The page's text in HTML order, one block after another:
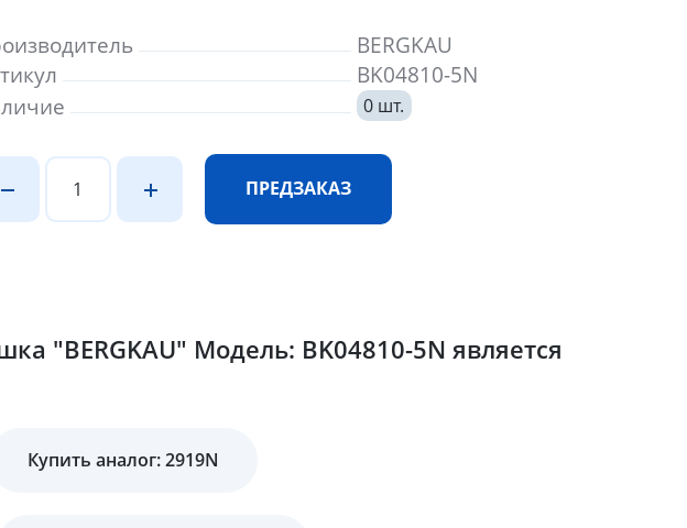
BERGKAU
BK04810-5N
0 шт.
ПРЕДЗАКАЗ
"BERGKAU" Модель: BK04810-5N является
Купить аналог: 2919N